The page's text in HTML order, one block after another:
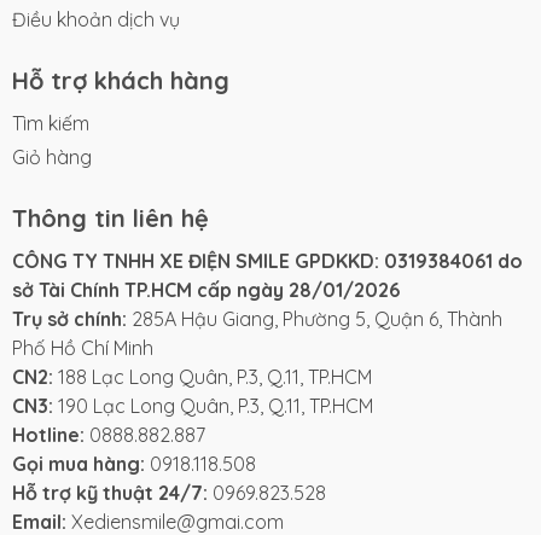
Điều khoản dịch vụ
Hỗ trợ khách hàng
Tìm kiếm
Giỏ hàng
Thông tin liên hệ
CÔNG TY TNHH XE ĐIỆN SMILE GPDKKD: 0319384061 do
sở Tài Chính TP.HCM cấp ngày 28/01/2026
Trụ sở chính: 285A Hậu Giang, Phường 5, Quận 6, Thành
Phố Hồ Chí Minh
CN2: 188 Lạc Long Quân, P.3, Q.11, TP.HCM
CN3: 190 Lạc Long Quân, P.3, Q.11, TP.HCM
Hotline: 0888.882.887
Gọi mua hàng: 0918.118.508
Hỗ trợ kỹ thuật 24/7: 0969.823.528
Email: Xediensmile@gmai.com